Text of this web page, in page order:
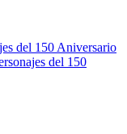
del 150 Aniversario
del 150